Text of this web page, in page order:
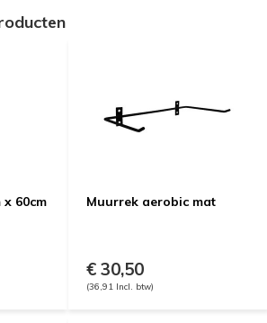
x 60cm
Muurrek aerobic mat
€ 30,50
(36,91 Incl. btw)